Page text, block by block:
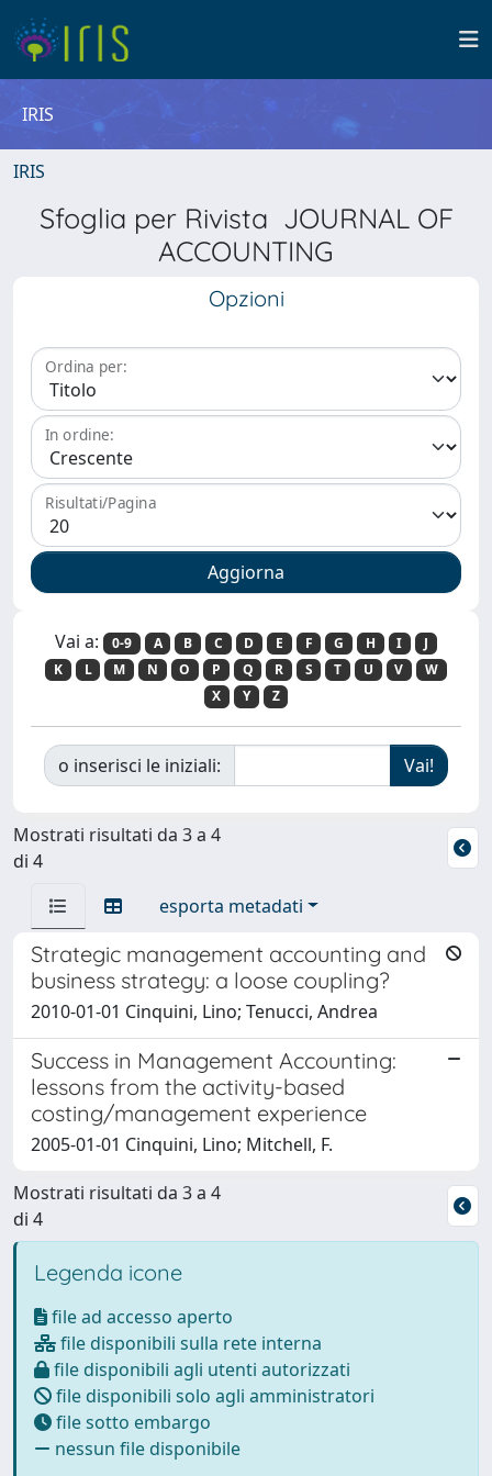
IRIS
IRIS
Sfoglia per Rivista JOURNAL OF
ACCOUNTING
Opzioni
Ordina per:
In ordine:
Risultati/Pagina
Vai a: 0-9 A B C D E F G H I
J
K
L M N O P Q R S T U V
W
X
Y Z
o inserisci le iniziali:
Mostrati risultati da 3 a 4
di 4
esporta metadati
Strategic management accounting and
business strategy: a loose coupling?
2010-01-01 Cinquini, Lino; Tenucci, Andrea
Success in Management Accounting:
lessons from the activity-based
costing/management experience
2005-01-01 Cinquini, Lino; Mitchell, F.
Mostrati risultati da 3 a 4
di 4
Legenda icone
file ad accesso aperto
file disponibili sulla rete interna
file disponibili agli utenti autorizzati
file disponibili solo agli amministratori
file sotto embargo
nessun file disponibile